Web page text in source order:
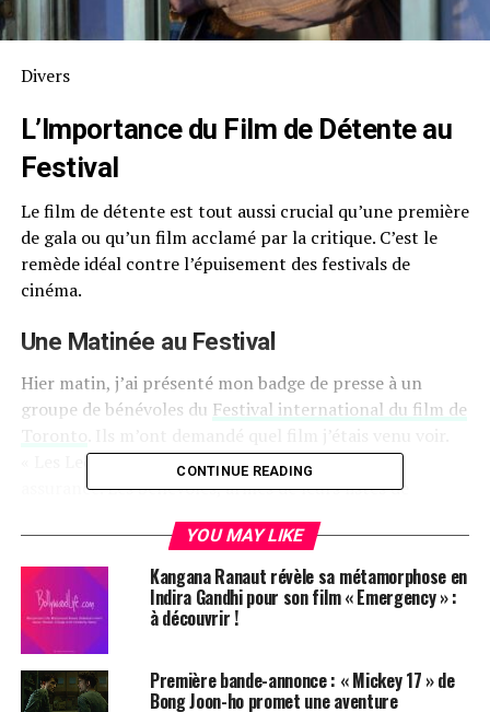
Divers
L’Importance du Film de Détente au
Festival
Le film de détente est tout aussi crucial qu’une première
de gala ou qu’un film acclamé par la critique. C’est le
remède idéal contre l’épuisement des festivals de
cinéma.
Une Matinée au Festival
Hier matin, j’ai présenté mon badge de presse à un
groupe de bénévoles du Festival international du film de
« Les Leçons du Pingouin », ai-je répondu avec
assurance. Les bénévoles, armés de leurs listes de
« C’est quoi ça ? »
Un Choix Délibéré
Je ne peux pas leur en vouloir. Ce matin-là, le
particulièrement chargé, avec des projections
simultanées de films comme « Babygirl », « La Leçon de
CONTINUE READING
YOU MAY LIKE
Kangana Ranaut révèle sa métamorphose en
Indira Gandhi pour son film « Emergency » :
à découvrir !
Première bande-annonce : « Mickey 17 » de
Bong Joon-ho promet une aventure